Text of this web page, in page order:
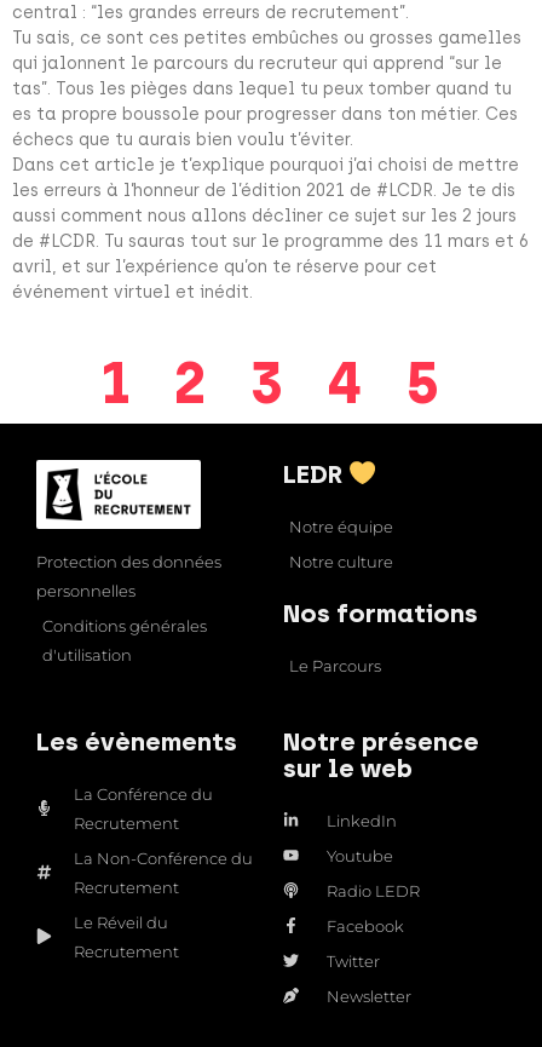
central : “les grandes erreurs de recrutement”.
Tu sais, ce sont ces petites embûches ou grosses gamelles
qui jalonnent le parcours du recruteur qui apprend “sur le
tas”. Tous les pièges dans lequel tu peux tomber quand tu
es ta propre boussole pour progresser dans ton métier. Ces
échecs que tu aurais bien voulu t’éviter.
Dans cet article je t’explique pourquoi j’ai choisi de mettre
les erreurs à l’honneur de l’édition 2021 de #LCDR. Je te dis
aussi comment nous allons décliner ce sujet sur les 2 jours
de #LCDR. Tu sauras tout sur le programme des 11 mars et 6
avril, et sur l’expérience qu’on te réserve pour cet
événement virtuel et inédit.
1 2 3 4 5
Protection des données
personnelles
Conditions générales
d'utilisation
LEDR
Notre équipe
Notre culture
Nos formations
Le Parcours
Les évènements
La Conférence du
Recrutement
La Non-Conférence du
Recrutement
Le Réveil du
Recrutement
Notre présence
sur le web
LinkedIn
Youtube
Radio LEDR
Facebook
Twitter
Newsletter